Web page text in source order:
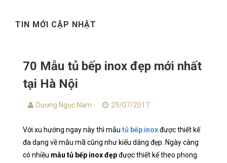
TIN MỚI CẬP NHẬT
70 Mẫu tủ bếp inox đẹp mới nhất
tại Hà Nội
Dương Ngọc Nam - 29/07/2017
Với xu hướng ngay này thì mẫu tủ bếp inoxđược thiết kế
đa dạng về mẫu mã cũng như kiểu dáng đẹp. Ngày càng
có nhiều mẫu tủ bếp inox đẹpđược thiết kế theo phong